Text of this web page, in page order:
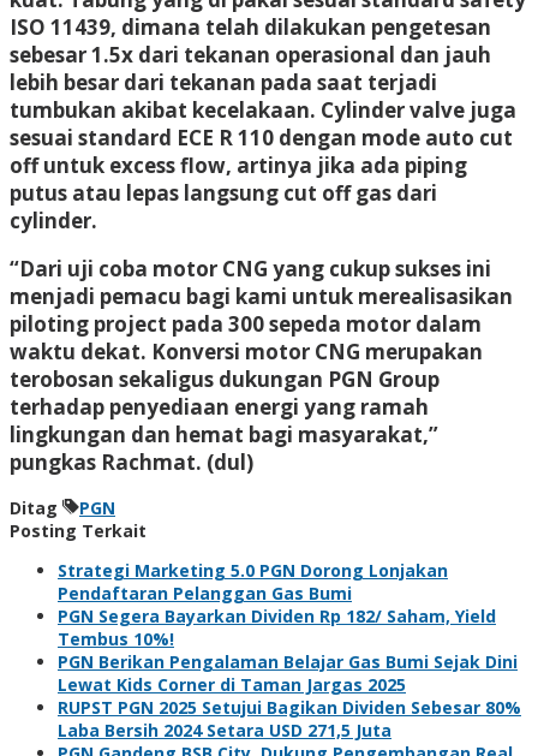
ISO 11439, dimana telah dilakukan pengetesan
sebesar 1.5x dari tekanan operasional dan jauh
lebih besar dari tekanan pada saat terjadi
tumbukan akibat kecelakaan. Cylinder valve juga
sesuai standard ECE R 110 dengan mode auto cut
off untuk excess flow, artinya jika ada piping
putus atau lepas langsung cut off gas dari
cylinder.
“Dari uji coba motor CNG yang cukup sukses ini
menjadi pemacu bagi kami untuk merealisasikan
piloting project pada 300 sepeda motor dalam
waktu dekat. Konversi motor CNG merupakan
terobosan sekaligus dukungan PGN Group
terhadap penyediaan energi yang ramah
lingkungan dan hemat bagi masyarakat,”
pungkas Rachmat. (dul)
Ditag
PGN
Posting Terkait
Strategi Marketing 5.0 PGN Dorong Lonjakan
Pendaftaran Pelanggan Gas Bumi
PGN Segera Bayarkan Dividen Rp 182/ Saham, Yield
Tembus 10%!
PGN Berikan Pengalaman Belajar Gas Bumi Sejak Dini
Lewat Kids Corner di Taman Jargas 2025
RUPST PGN 2025 Setujui Bagikan Dividen Sebesar 80%
Laba Bersih 2024 Setara USD 271,5 Juta